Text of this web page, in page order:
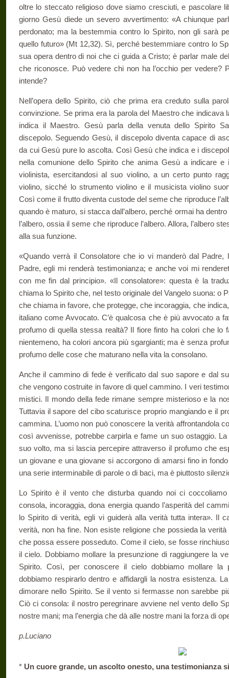
oltre lo steccato religioso dove siamo cresciuti, e pascolare
giorno Gesù diede un severo avvertimento: «A chiunque
perdonato; ma la bestemmia contro lo Spirito, non gli sarà
quello futuro» (Mt 12,32). Sì, perché bestemmiare contro lo
sua opera dentro di noi che ci guida a Cristo; è parlar male
che riconosce. Può vedere chi non ha l’occhio per vedere?
intende?
Nell’opera dello Spirito, ciò che prima era creduto sulla
convinzione. Se prima era la parola del Maestro che indicava
indica il Maestro. Gesù parla della venuta dello Spirito
discepolo. Seguendo Gesù, il discepolo diventa capace di
da cui Gesù pure lo ascolta. Così Gesù che indica e i
nella comunione dello Spirito che anima Gesù a indicare
violinista, esercitandosi al suo violino, a un certo punto
violino, sicché lo strumento violino e il musicista violino
Così come il frutto diventa custode del seme che riproduce
quando è maturo, si stacca dall’albero, perché ormai ha
l’albero, ossia il seme che riproduce l’albero. Allora, l’albero
alla sua funzione.
«Quando verrà il Consolatore che io vi manderò dal
Padre, egli mi renderà testimonianza; e anche voi mi
con me fin dal principio». «Il consolatore»: questa è la
chiama lo Spirito che, nel testo originale del Vangelo suona: o
che chiama in favore, che protegge, che incoraggia, che
italiano come Avvocato. C’è qualcosa che è più avvocato a
profumo di quella stessa realtà? Il fiore finto ha colori che lo
nientemeno, ha colori ancora più sgargianti; ma è senza
profumo delle cose che maturano nella vita la consolano.
Anche il cammino di fede è verificato dal suo sapore e dal
che vengono costruite in favore di quel cammino. I veri
mistici. Il mondo della fede rimane sempre misterioso e la
Tuttavia il sapore del cibo scaturisce proprio mangiando e il
cammina. L’uomo non può conoscere la verità affrontandola
così avvenisse, potrebbe carpirla e fame un suo ostaggio.
suo volto, ma si lascia percepire attraverso il profumo che
un giovane e una giovane si accorgono di amarsi fino in
una serie interminabile di parole o di baci, ma è piuttosto
Lo Spirito è il vento che disturba quando noi ci
consola, incoraggia, dona energia quando l’asperità del
lo Spirito di verità, egli vi guiderà alla verità tutta intera». Il
verità, non ha fine. Non esiste religione che possieda la
che possa essere posseduto. Come il cielo, se fosse
il cielo. Dobbiamo mollare la presunzione di raggiungere la
Spirito. Così, per conoscere il cielo dobbiamo mollare la
dobbiamo respirarlo dentro e affidargli la nostra esistenza.
dimorare nello Spirito. Se il vento si fermasse non sarebbe
Ciò ci consola: il nostro peregrinare avviene nel vento dello
nostre mani; ma l’energia che dà alle nostre mani la forza di
p.Luciano
* Un cuore grande, un ascolto onesto, una testimonianza